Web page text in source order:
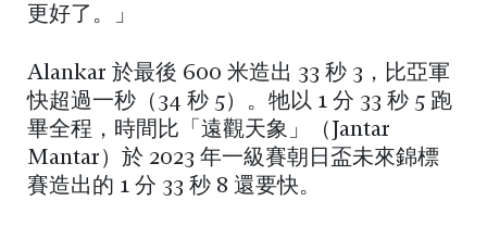
更好了。」
Alankar 於最後 600 米造出 33 秒 3，比亞軍
快超過一秒（34 秒 5）。牠以 1 分 33 秒 5 跑
畢全程，時間比「遠觀天象」（Jantar
Mantar）於 2023 年一級賽朝日盃未來錦標
賽造出的 1 分 33 秒 8 還要快。